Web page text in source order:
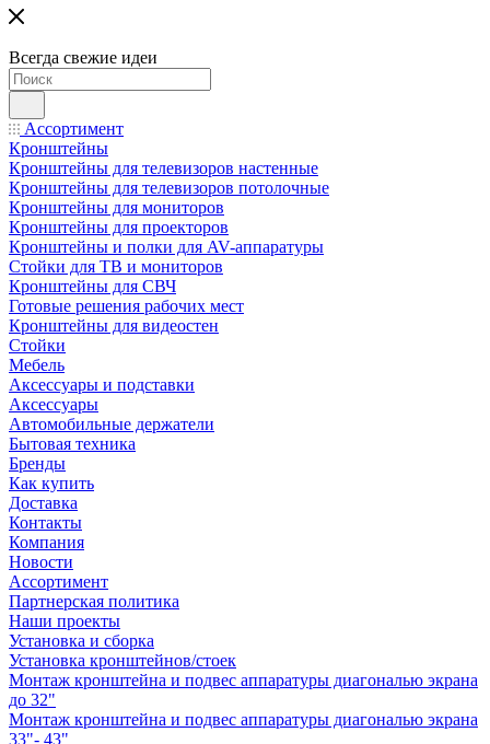
Всегда свежие идеи
Ассортимент
Кронштейны
Кронштейны для телевизоров настенные
Кронштейны для телевизоров потолочные
Кронштейны для мониторов
Кронштейны для проекторов
Кронштейны и полки для AV-аппаратуры
Стойки для ТВ и мониторов
Кронштейны для СВЧ
Готовые решения рабочих мест
Кронштейны для видеостен
Стойки
Мебель
Аксессуары и подставки
Аксессуары
Автомобильные держатели
Бытовая техника
Бренды
Как купить
Доставка
Контакты
Компания
Новости
Ассортимент
Партнерская политика
Наши проекты
Установка и сборка
Установка кронштейнов/стоек
Монтаж кронштейна и подвес аппаратуры диагональю экрана
до 32"
Монтаж кронштейна и подвес аппаратуры диагональю экрана
33"- 43"